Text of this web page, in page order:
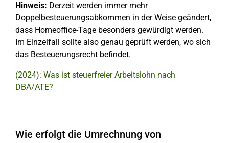
Hinweis: Derzeit werden immer mehr
Doppelbesteuerungsabkommen in der Weise geändert,
dass Homeoffice-Tage besonders gewürdigt werden.
Im Einzelfall sollte also genau geprüft werden, wo sich
das Besteuerungsrecht befindet.
(2024): Was ist steuerfreier Arbeitslohn nach
DBA/ATE?
Wie erfolgt die Umrechnung von